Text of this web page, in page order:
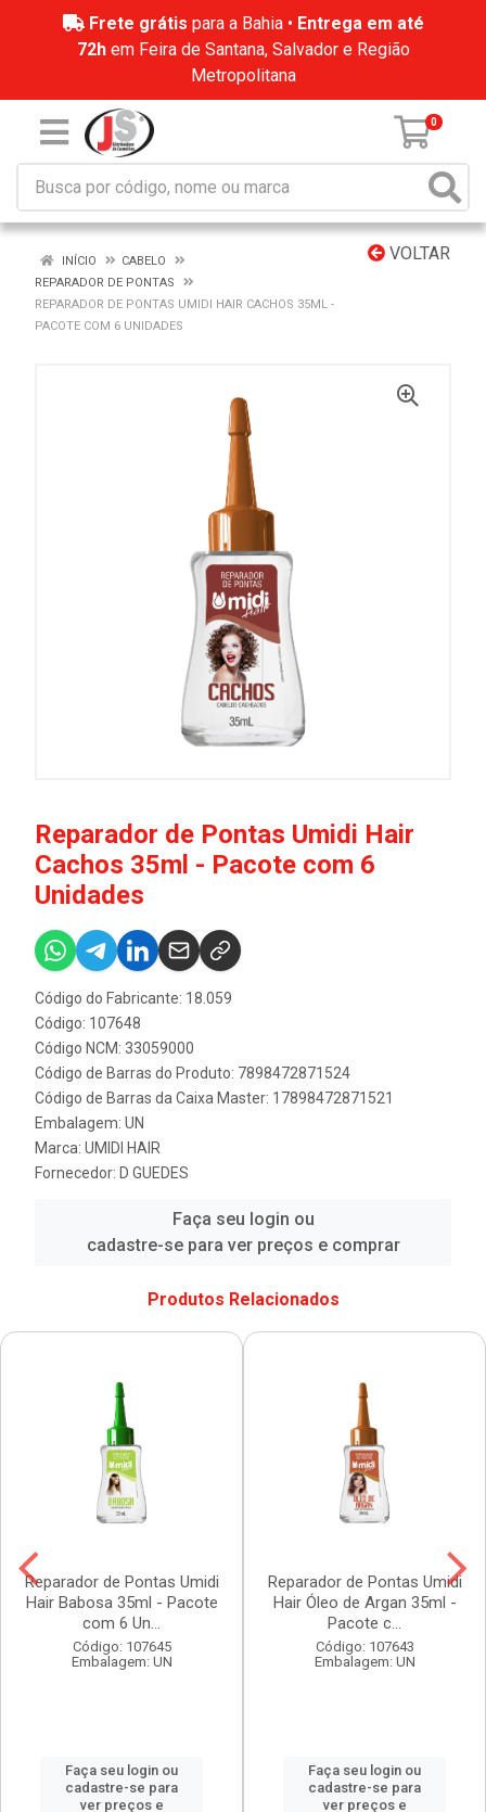
Frete grátis para a Bahia • Entrega em até
72hem Feira de Santana, Salvador e Região
Metropolitana
0
VOLTAR
INÍCIO
CABELO
REPARADOR DE PONTAS
REPARADOR DE PONTAS UMIDI HAIR CACHOS 35ML -
PACOTE COM 6 UNIDADES
Reparador de Pontas Umidi Hair
Cachos 35ml - Pacote com 6
Unidades
Código do Fabricante: 18.059
Código: 107648
Código NCM: 33059000
Código de Barras do Produto: 7898472871524
Código de Barras da Caixa Master: 17898472871521
Embalagem: UN
Marca: UMIDI HAIR
Fornecedor: D GUEDES
Faça seu login ou
cadastre-se para ver preços e comprar
Produtos Relacionados
Reparador de Pontas Umidi
Hair Babosa 35ml - Pacote
com 6 Un...
Código: 107645
Embalagem: UN
Faça seu login ou
cadastre-se para
ver preços e
Reparador de Pontas Umidi
Hair Óleo de Argan 35ml -
Pacote c...
Código: 107643
Embalagem: UN
Faça seu login ou
cadastre-se para
ver preços e